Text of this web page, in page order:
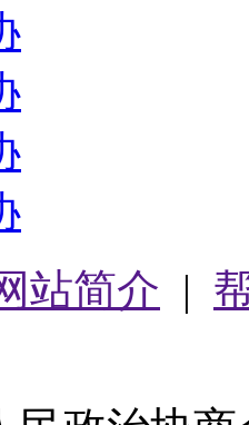
站简介 |